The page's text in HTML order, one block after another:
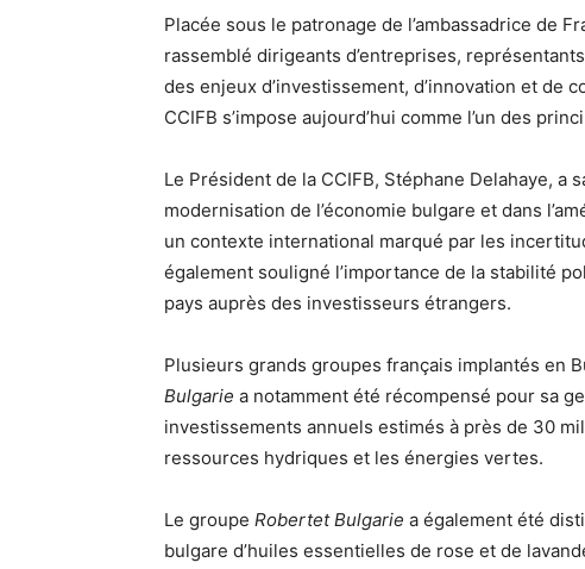
Placée sous le patronage de l’ambassadrice de
rassemblé dirigeants d’entreprises,
des enjeux d’investissement, d’innovation et de
CCIFB s’impose aujourd’hui comme l’un des
Le Président de la CCIFB, Stéphane Delahaye,
modernisation de l’économie bulgare et dans
un contexte international marqué par les
également souligné l’importance de la stabilité
pays auprès des investisseurs étrangers.
Plusieurs grands groupes français implantés en
Bulgarie a notamment été récompensé pour sa
investissements annuels estimés à près de 30
ressources hydriques et les énergies vertes.
Le groupe Robertet Bulgarie a également été
bulgare d’huiles essentielles de rose et de